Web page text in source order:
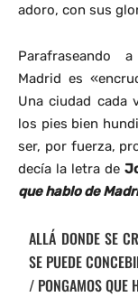
adoro, con sus
Parafraseando
Madrid es
Una ciudad cada
los pies bien
ser, por fuerza,
decía la letra de
que hablo de
ALLÁ DONDE SE
SE PUEDE
/ PONGAMOS QUE